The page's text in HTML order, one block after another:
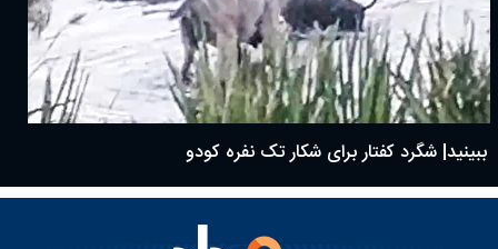
ببینید| شگرد کفتار برای شکار تک نفره کودو